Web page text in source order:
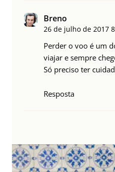
Breno
26 de julho de 2017
Perder o voo é um
viajar e sempre
Só preciso ter
Resposta